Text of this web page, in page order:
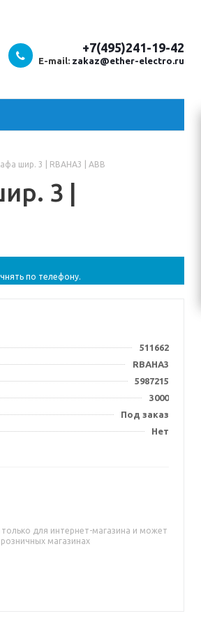
+7(495)241-19-42
E-mail: zakaz@ether-electro.ru
шир. 3 | RBAHA3 | ABB
3 |
по телефону.
511662
RBAHA3
5987215
3000
Под заказ
Нет
для интернет-магазина и может
магазинах